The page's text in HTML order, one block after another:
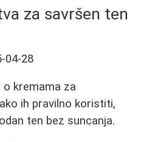
za savršen ten
04-28
kremama za
ih pravilno koristiti,
ten bez suncanja.